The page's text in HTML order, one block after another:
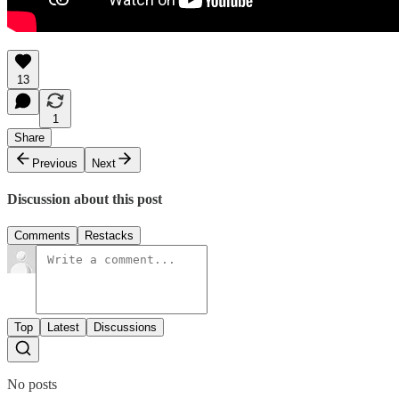
13
1
Share
Previous
Next
Discussion about this post
Comments Restacks
Top Latest Discussions
No posts